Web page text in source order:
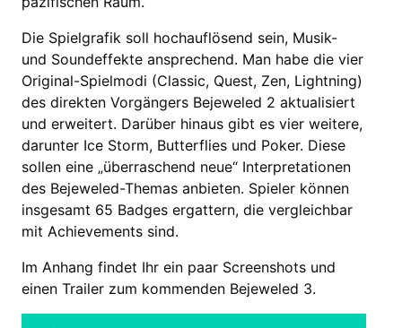
Die Spielgrafik soll hochauflösend sein, Musik-
und Soundeffekte ansprechend. Man habe die vier
Original-Spielmodi (Classic, Quest, Zen, Lightning)
des direkten Vorgängers Bejeweled 2 aktualisiert
und erweitert. Darüber hinaus gibt es vier weitere,
darunter Ice Storm, Butterflies und Poker. Diese
sollen eine „überraschend neue“ Interpretationen
des Bejeweled-Themas anbieten. Spieler können
insgesamt 65 Badges ergattern, die vergleichbar
mit Achievements sind.
Im Anhang findet Ihr ein paar Screenshots und
einen Trailer zum kommenden Bejeweled 3.